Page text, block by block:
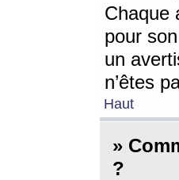
Chaque
pour
un
n’êtes
Haut
»
?